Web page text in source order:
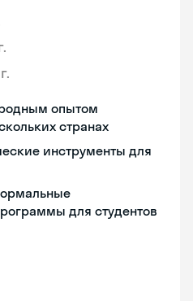
опытом
странах
инструменты для
для студентов